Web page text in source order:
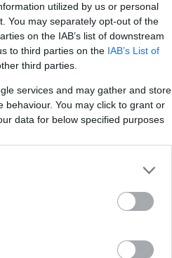
utilized by us or personal
You may separately opt-out of the
on the IAB’s list of downstream
to third parties on the IAB’s List of
third parties.
services and may gather and store
behaviour. You may click to grant or
data for below specified purposes